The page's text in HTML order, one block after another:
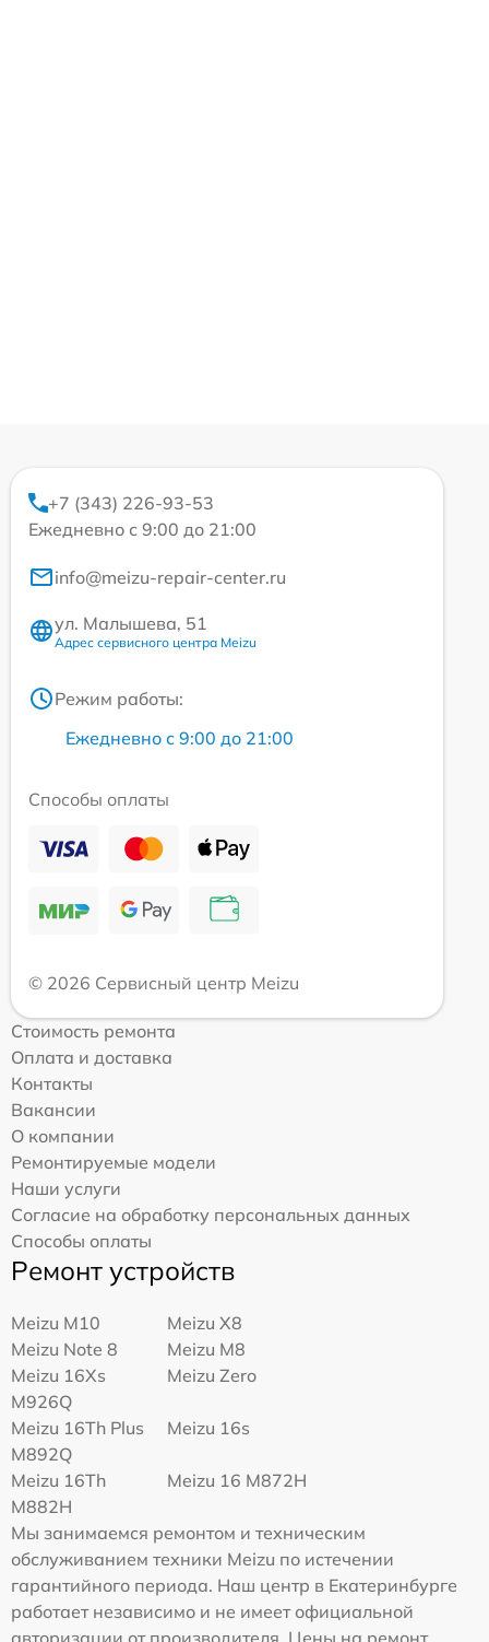
+7 (343) 226-93-53
Ежедневно с 9:00 до 21:00
info@meizu-repair-center.ru
ул. Малышева, 51
Адрес сервисного центра Meizu
Режим работы:
Ежедневно с 9:00 до 21:00
Способы оплаты
© 2026 Сервисный центр Meizu
Стоимость ремонта
Оплата и доставка
Контакты
Вакансии
О компании
Ремонтируемые модели
Наши услуги
Согласие на обработку персональных данных
Способы оплаты
Ремонт устройств
Meizu M10
Meizu X8
Meizu Note 8
Meizu M8
Meizu 16Xs
M926Q
Meizu Zero
Meizu 16Th Plus
M892Q
Meizu 16s
Meizu 16Th
M882H
Meizu 16 M872H
Мы занимаемся ремонтом и техническим
обслуживанием техники Meizu по истечении
гарантийного периода. Наш центр в Екатеринбурге
работает независимо и не имеет официальной
авторизации от производителя. Цены на ремонт,